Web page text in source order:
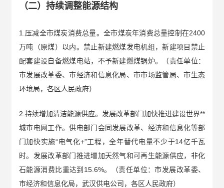
（二）持续调整能源结构
1.压减全市煤炭消费总量。全市煤炭年消费总量控制在2400
万吨（原煤）以内。禁止新建燃煤发电机组，新建项目禁止
配套建设自备燃煤电站，不予新建燃煤锅炉。（责任单位：
市发展改革委、市经济和信息化局、市市场监管局、市生态
环境局，各区人民政府）
2.持续增加清洁能源供应。发展改革部门加快推进建设世界**
城市电网工作。供电部门会同发展改革、经济和信息化等部
门加快实施“电气化+”工程，全年替代电量不少于14亿千瓦
时。发展改革部门推进增加天然气和可再生能源供应，非化
石能源消费比重达到15.6%。（责任单位：市发展改革委、
市经济和信息化局，武汉供电公司，各区人民政府）